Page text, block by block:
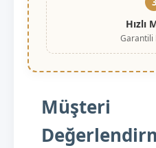
Hızlı
Garantili
Müşteri